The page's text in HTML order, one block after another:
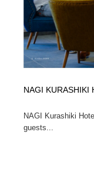
NAGI KURASHIKI
NAGI Kurashiki
guests...